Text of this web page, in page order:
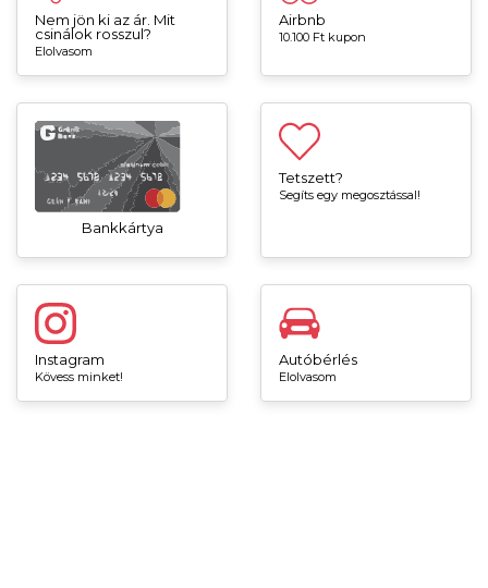
Nem jön ki az ár. Mit
csinálok rosszul?
Elolvasom
Airbnb
10.100 Ft kupon
Bankkártya
Tetszett?
Segíts egy megosztással!
Instagram
Kövess minket!
Autóbérlés
Elolvasom